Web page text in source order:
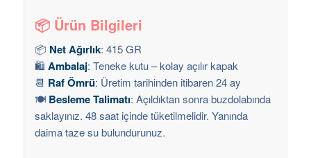
📦 Ürün Bilgileri
📦 Net Ağırlık: 415 GR
🛍️ Ambalaj: Teneke kutu – kolay açılır kapak
📆 Raf Ömrü: Üretim tarihinden itibaren 24 ay
🍽️ Besleme Talimatı: Açıldıktan sonra buzdolabında
saklayınız. 48 saat içinde tüketilmelidir. Yanında
daima taze su bulundurunuz.